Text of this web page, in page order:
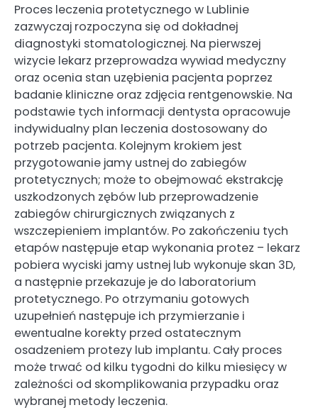
Proces leczenia protetycznego w Lublinie
zazwyczaj rozpoczyna się od dokładnej
diagnostyki stomatologicznej. Na pierwszej
wizycie lekarz przeprowadza wywiad medyczny
oraz ocenia stan uzębienia pacjenta poprzez
badanie kliniczne oraz zdjęcia rentgenowskie. Na
podstawie tych informacji dentysta opracowuje
indywidualny plan leczenia dostosowany do
potrzeb pacjenta. Kolejnym krokiem jest
przygotowanie jamy ustnej do zabiegów
protetycznych; może to obejmować ekstrakcję
uszkodzonych zębów lub przeprowadzenie
zabiegów chirurgicznych związanych z
wszczepieniem implantów. Po zakończeniu tych
etapów następuje etap wykonania protez – lekarz
pobiera wyciski jamy ustnej lub wykonuje skan 3D,
a następnie przekazuje je do laboratorium
protetycznego. Po otrzymaniu gotowych
uzupełnień następuje ich przymierzanie i
ewentualne korekty przed ostatecznym
osadzeniem protezy lub implantu. Cały proces
może trwać od kilku tygodni do kilku miesięcy w
zależności od skomplikowania przypadku oraz
wybranej metody leczenia.